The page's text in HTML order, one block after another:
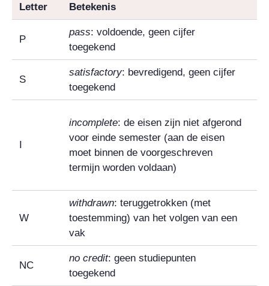
Letter Betekenis
P
pass: voldoende, geen cijfer
toegekend
S
satisfactory: bevredigend, geen cijfer
toegekend
I
incomplete: de eisen zijn niet afgerond
voor einde semester (aan de eisen
moet binnen de voorgeschreven
termijn worden voldaan)
W
withdrawn: teruggetrokken (met
toestemming) van het volgen van een
vak
NC
no credit: geen studiepunten
toegekend